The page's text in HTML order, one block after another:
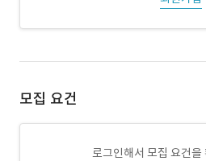
모집 요건
로그인해서 모집 요건을